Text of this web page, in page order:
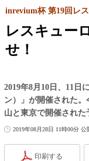
レスキュー
せ！
inrevium杯 第19回レ
2019年8月10日、11日
ン）」が開催された
山と東京で開催された
2019年08月28日 11時00分 公
印刷する